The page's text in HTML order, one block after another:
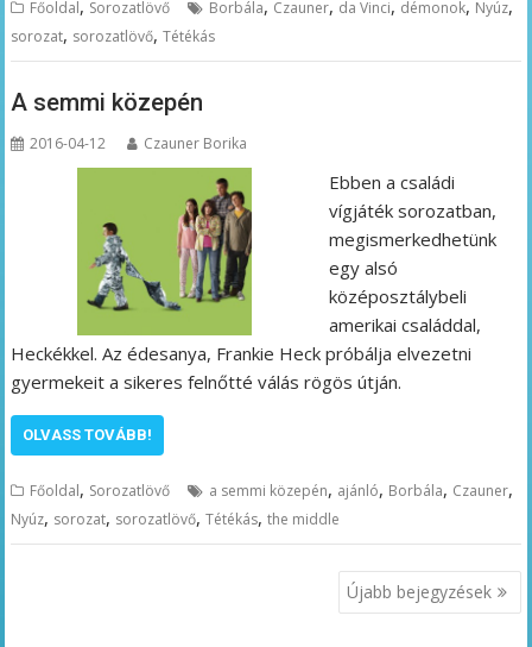
Főoldal, Sorozatlövő Borbála, Czauner, da Vinci, démonok, Nyúz,
sorozat, sorozatlövő,Tétékás
A semmi közepén
2016-04-12 Czauner Borika
Ebben a családi
vígjáték sorozatban,
megismerkedhetünk
egy alsó
középosztálybeli
amerikai családdal,
Heckékkel. Az édesanya, Frankie Heck próbálja elvezetni
gyermekeit a sikeres felnőtté válás rögös útján.
OLVASS TOVÁBB!
Főoldal, Sorozatlövő a semmi közepén, ajánló, Borbála, Czauner,
Nyúz, sorozat, sorozatlövő,Tétékás,the middle
Újabb bejegyzések